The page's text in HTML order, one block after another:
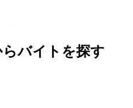
らバイトを探す